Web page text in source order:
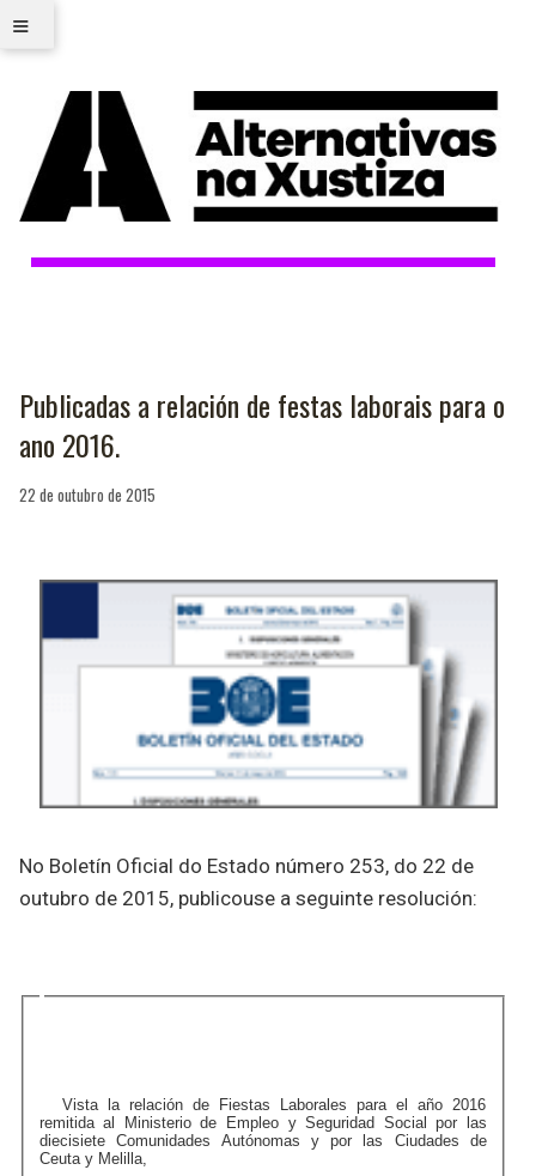
≡
Publicadas a relación de festas laborais para o
ano 2016.
22 de outubro de 2015
No Boletín Oficial do Estado número 253, do 22 de
outubro de 2015, publicouse a seguinte resolución:
Vista la relación de Fiestas Laborales para el año 2016
remitida al Ministerio de Empleo y Seguridad Social por las
diecisiete Comunidades Autónomas y por las Ciudades de
Ceuta y Melilla,